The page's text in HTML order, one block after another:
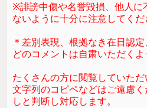
※誹謗中傷や名誉毀損、他人に
ないように十分に注意してくだ
＊差別表現、根拠なき在日認
どのコメントは自粛いただく
たくさんの方に閲覧していた
文字列のコピペなどはご遠慮
しと判断し対応します。